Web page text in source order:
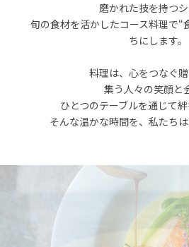
磨かれた技を持つ
旬の食材を活かしたコース料理で“
ちにします。
料理は、心をつなぐ贈
集う人々の笑顔と
ひとつのテーブルを通じて絆
そんな温かな時間を、私たちは